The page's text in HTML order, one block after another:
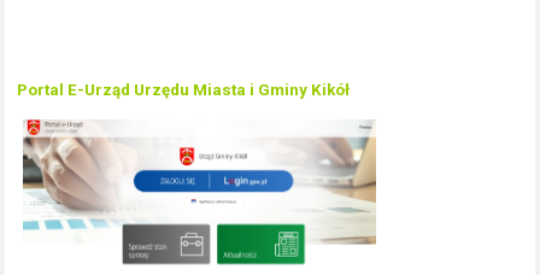
Portal E-Urząd Urzędu Miasta i Gminy Kikół